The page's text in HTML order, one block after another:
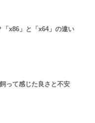
「x86」と「x64」の違い
って感じた良さと不安